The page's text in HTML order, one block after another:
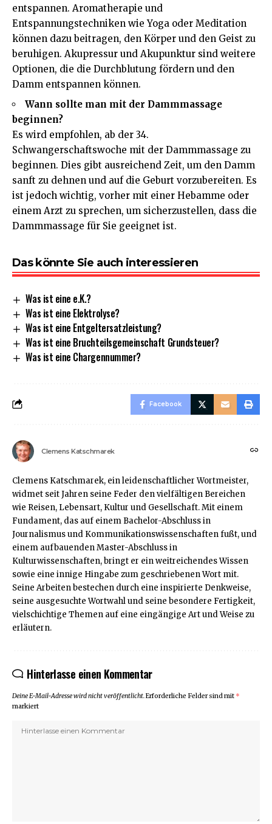
entspannen. Aromatherapie und
Entspannungstechniken wie Yoga oder Meditation
können dazu beitragen, den Körper und den Geist zu
beruhigen. Akupressur und Akupunktur sind weitere
Optionen, die die Durchblutung fördern und den
Damm entspannen können.
Wann sollte man mit der Dammmassage
beginnen?
Es wird empfohlen, ab der 34.
Schwangerschaftswoche mit der Dammmassage zu
beginnen. Dies gibt ausreichend Zeit, um den Damm
sanft zu dehnen und auf die Geburt vorzubereiten. Es
ist jedoch wichtig, vorher mit einer Hebamme oder
einem Arzt zu sprechen, um sicherzustellen, dass die
Dammmassage für Sie geeignet ist.
Das könnte Sie auch interessieren
Was ist eine e.K.?
Was ist eine Elektrolyse?
Was ist eine Entgeltersatzleistung?
Was ist eine Bruchteilsgemeinschaft Grundsteuer?
Was ist eine Chargennummer?
Facebook
Clemens Katschmarek
Clemens Katschmarek, ein leidenschaftlicher Wortmeister,
widmet seit Jahren seine Feder den vielfältigen Bereichen
wie Reisen, Lebensart, Kultur und Gesellschaft. Mit einem
Fundament, das auf einem Bachelor-Abschluss in
Journalismus und Kommunikationswissenschaften fußt, und
einem aufbauenden Master-Abschluss in
Kulturwissenschaften, bringt er ein weitreichendes Wissen
sowie eine innige Hingabe zum geschriebenen Wort mit.
Seine Arbeiten bestechen durch eine inspirierte Denkweise,
seine ausgesuchte Wortwahl und seine besondere Fertigkeit,
vielschichtige Themen auf eine eingängige Art und Weise zu
erläutern.
Hinterlasse einen Kommentar
Deine E-Mail-Adresse wird nicht veröffentlicht.Erforderliche Felder sind mit *
markiert